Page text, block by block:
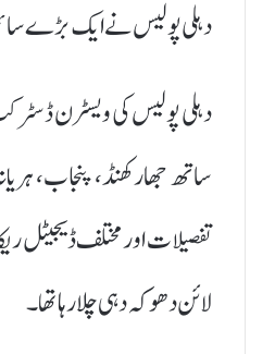
دہلی پولیس نے ایک بڑے
ساتھ جھارکھنڈ، پنجاب،
تفصیلات اور مختلف ڈیجیٹل
لائن دھوکہ دہی چلا رہا تھا۔